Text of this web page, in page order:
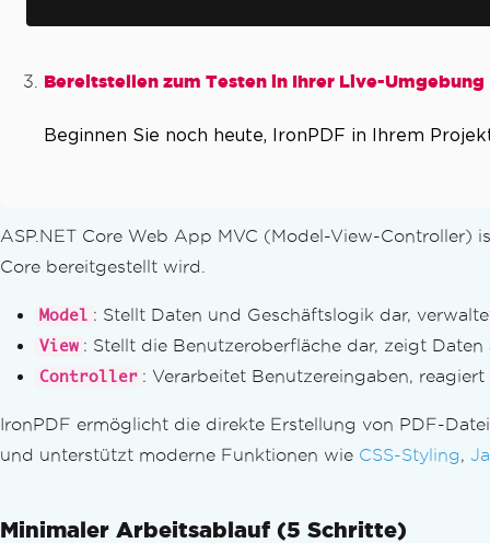
Benutzerdefinierte Ränder festlegen
PDF-Layout verfeinern
An Papier anpassen & Zoomen
PDF-DOM-Objekt
PDF-Dokumente speichern & exportieren
PDFs in den Speicher exportieren
Dokumenttext bearbeiten
PDFs in C# analysieren
Text in PDF ersetzen
Bereitstellen zum Testen in Ihrer Live-Umgebung
Beginnen Sie noch heute, IronPDF in Ihrem
ASP.NET Core Web App MVC (Model-View-
Core bereitgestellt wird.
Model : Stellt Daten und Geschäftslogik dar,
View : Stellt die Benutzeroberfläche dar, zeigt
Controller : Verarbeitet Benutzereingaben,
IronPDF ermöglicht die direkte Erstellung von PDF-
und unterstützt moderne Funktionen wie CSS-Styling,
Minimaler Arbeitsablauf (5 Schritte)